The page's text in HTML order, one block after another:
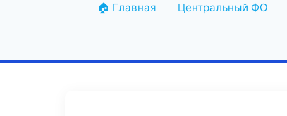
🏠 Главная Центральный ФО